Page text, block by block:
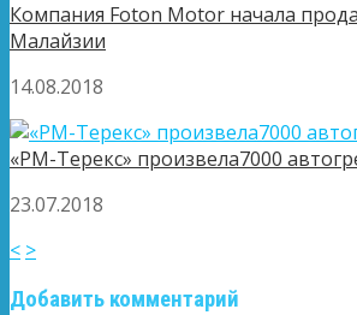
Компания Foton Motor начала
Малайзии
14.08.2018
«РМ-Терекс» произвела7000
23.07.2018
< >
Добавить комментарий